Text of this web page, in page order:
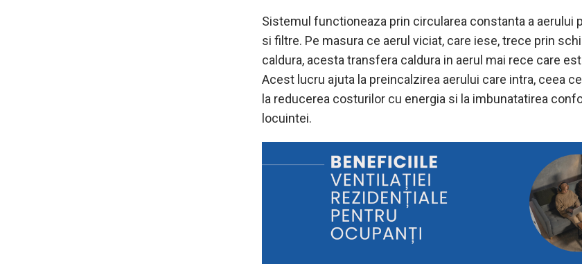
Sistemul functioneaza prin circularea constanta a aerului
si filtre. Pe masura ce aerul viciat, care iese, trece prin
caldura, acesta transfera caldura in aerul mai rece care
Acest lucru ajuta la preincalzirea aerului care intra, ceea
la reducerea costurilor cu energia si la imbunatatirea
locuintei.